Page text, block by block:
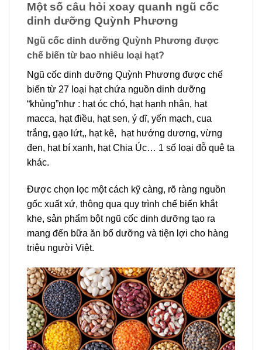
Một số câu hỏi xoay quanh ngũ cốc
dinh dưỡng Quỳnh Phương
Ngũ cốc dinh dưỡng Quỳnh Phương được
chế biến từ bao nhiêu loại hạt?
Ngũ cốc dinh dưỡng Quỳnh Phương được chế
biến từ 27 loại hạt chứa nguồn dinh dưỡng
“khủng”như : hạt óc chó, hạt hạnh nhân, hạt
macca, hạt điều, hạt sen, ý dĩ, yến mạch, cua
trắng, gạo lứt,, hạt kê, hạt hướng dương, vừng
đen, hạt bí xanh, hạt Chia Úc… 1 số loại đỗ quê ta
khác.
Được chọn lọc một cách kỹ càng, rõ ràng nguồn
gốc xuất xứ, thông qua quy trình chế biến khắt
khe, sản phẩm bột ngũ cốc dinh dưỡng tạo ra
mang đến bữa ăn bổ dưỡng và tiện lợi cho hàng
triệu người Việt.